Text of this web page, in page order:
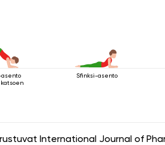
Sfinksi-asento
International Journal of